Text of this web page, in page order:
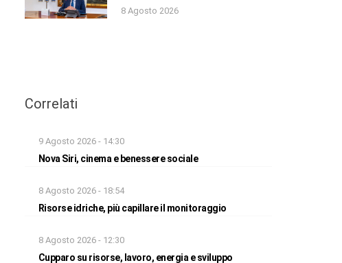
8 Agosto 2026
Correlati
9 Agosto 2026 - 14:30
Nova Siri, cinema e benessere sociale
8 Agosto 2026 - 18:54
Risorse idriche, più capillare il monitoraggio
8 Agosto 2026 - 12:30
Cupparo su risorse, lavoro, energia e sviluppo